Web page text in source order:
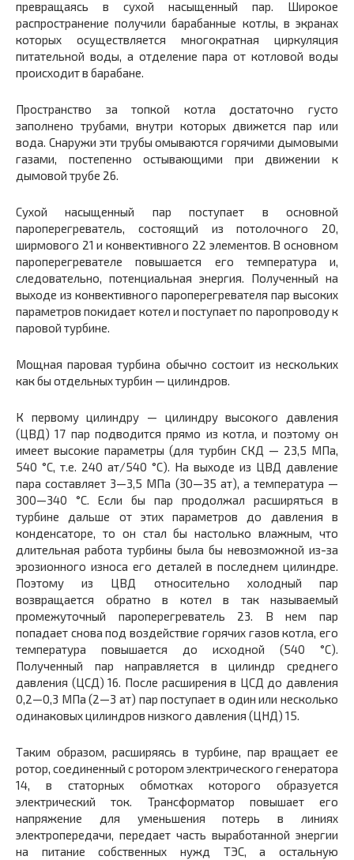
превращаясь в сухой насыщенный пар. Широкое
распространение получили барабанные котлы, в экранах
которых осуществляется многократная циркуляция
питательной воды, а отделение пара от котловой воды
происходит в барабане.
Пространство за топкой котла достаточно густо
заполнено трубами, внутри которых движется пар или
вода. Снаружи эти трубы омываются горячими дымовыми
газами, постепенно остывающими при движении к
дымовой трубе 26.
Сухой насыщенный пар поступает в основной
пароперегреватель, состоящий из потолочного 20,
ширмового 21 и конвективного 22 элементов. В основном
пароперегревателе повышается его температура и,
следовательно, потенциальная энергия. Полученный на
выходе из конвективного пароперегревателя пар высоких
параметров покидает котел и поступает по паропроводу к
паровой турбине.
Мощная паровая турбина обычно состоит из нескольких
как бы отдельных турбин — цилиндров.
К первому цилиндру — цилиндру высокого давления
(ЦВД) 17 пар подводится прямо из котла, и поэтому он
имеет высокие параметры (для турбин СКД — 23,5 МПа,
540 °С, т.е. 240 ат/540 °С). На выходе из ЦВД давление
пара составляет 3—3,5 МПа (30—35 ат), а температура —
300—340 °С. Если бы пар продолжал расширяться в
турбине дальше от этих параметров до давления в
конденсаторе, то он стал бы настолько влажным, что
длительная работа турбины была бы невозможной из-за
эрозионного износа его деталей в последнем цилиндре.
Поэтому из ЦВД относительно холодный пар
возвращается обратно в котел в так называемый
промежуточный пароперегреватель 23. В нем пар
попадает снова под воздействие горячих газов котла, его
температура повышается до исходной (540 °С).
Полученный пар направляется в цилиндр среднего
давления (ЦСД) 16. После расширения в ЦСД до давления
0,2—0,3 МПа (2—3 ат) пар поступает в один или несколько
одинаковых цилиндров низкого давления (ЦНД) 15.
Таким образом, расширяясь в турбине, пар вращает ее
ротор, соединенный с ротором электрического генератора
14, в статорных обмотках которого образуется
электрический ток. Трансформатор повышает его
напряжение для уменьшения потерь в линиях
электропередачи, передает часть выработанной энергии
на питание собственных нужд ТЭС, а остальную